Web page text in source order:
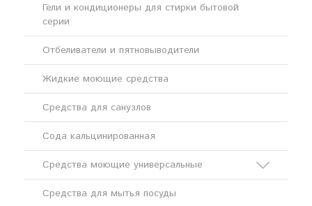
Гели и кондиционеры для стирки бытовой
серии
Отбеливатели и пятновыводители
Жидкие моющие средства
Средства для санузлов
Сода кальцинированная
Средства моющие универсальные
Кислотные моющие средства
Средства для мытья посуды